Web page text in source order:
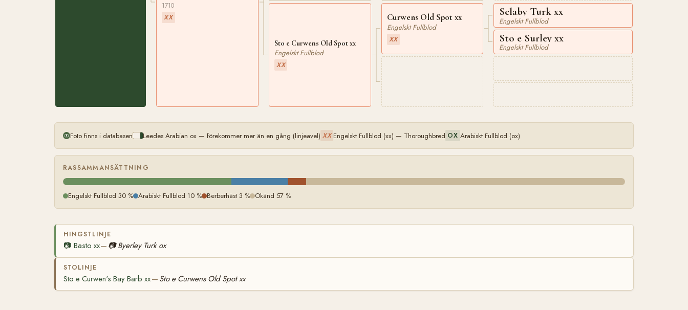
1710
XX
Sto e Curwens Old Spot xx
Engelskt Fullblod
XX
Curwens Old Spot xx
Engelskt Fullblod
XX
Selaby Turk xx
Engelskt Fullblod
Sto e Surley xx
Engelskt Fullblod
Foto finns i databasen Leedes Arabian ox — förekommer mer än en gång (linjeavel) XX Engelskt Fullblod (xx) — Thoroughbred OX Arabiskt Fullblod (ox)
RASSAMMANSÄTTNING
Engelskt Fullblod 30 % Arabiskt Fullblod 10 % Berberhäst 3 % Okänd 57 %
HINGSTLINJE
📷 Basto xx— 📷 Byerley Turk ox
STOLINJE
Sto e Curwen's Bay Barb xx— Sto e Curwens Old Spot xx